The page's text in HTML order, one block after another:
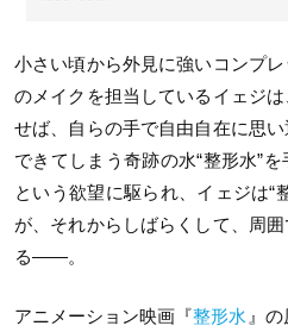
小さい頃から外見に強いコンプ
のメイクを担当しているイェジ
せば、自らの手で自由自在に思
できてしまう奇跡の水“整形水”
という欲望に駆られ、イェジは“
が、それからしばらくして、周
る——。
アニメーション映画『整形水 』